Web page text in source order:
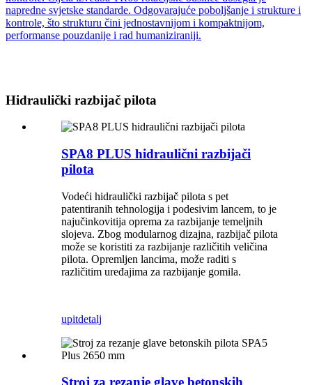
Hidraulički razbijač pilota
SPA8 PLUS hidraulični razbijači
pilota
Vodeći hidraulički razbijač pilota s pet
patentiranih tehnologija i podesivim lancem, to je
najučinkovitija oprema za razbijanje temeljnih
slojeva. Zbog modularnog dizajna, razbijač pilota
može se koristiti za razbijanje različitih veličina
pilota. Opremljen lancima, može raditi s
različitim uređajima za razbijanje gomila.
upitdetalj